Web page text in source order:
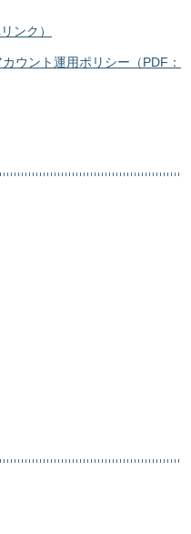
ンク）
ウント運用ポリシー（PDF：